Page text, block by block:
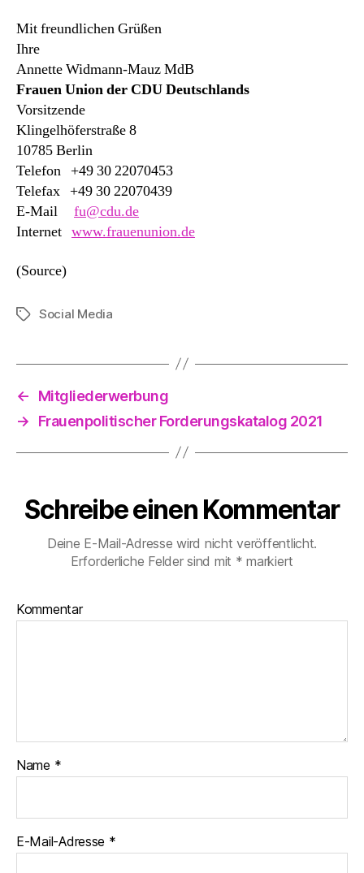
Mit freundlichen Grüßen
Ihre
Annette Widmann-Mauz MdB
Frauen Union der CDU Deutschlands
Vorsitzende
Klingelhöferstraße 8
10785 Berlin
Telefon +49 30 22070453
Telefax +49 30 22070439
E-Mail fu@cdu.de
Internet www.frauenunion.de
(Source)
Schlagwörter
Social Media
←
Mitgliederwerbung
→
Frauenpolitischer Forderungskatalog 2021
Schreibe einen Kommentar
Deine E-Mail-Adresse wird nicht veröffentlicht.
Erforderliche Felder sind mit * markiert
Kommentar
Name *
E-Mail-Adresse *